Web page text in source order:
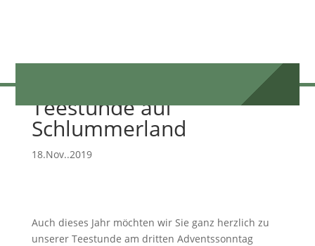
Teestunde auf
Schlummerland
18.Nov..2019
Auch dieses Jahr möchten wir Sie ganz herzlich zu
unserer Teestunde am dritten Adventssonntag